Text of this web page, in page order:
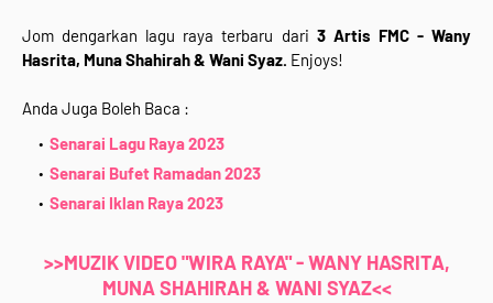
Jom dengarkan lagu raya terbaru dari 3 Artis FMC -Wany
Hasrita, Muna Shahirah & Wani Syaz. Enjoys!
Anda Juga Boleh Baca :
Senarai Lagu Raya 2023
Senarai Bufet Ramadan 2023
Senarai Iklan Raya 2023
>>MUZIK VIDEO "WIRA RAYA" - WANY HASRITA,
MUNA SHAHIRAH & WANI SYAZ<<